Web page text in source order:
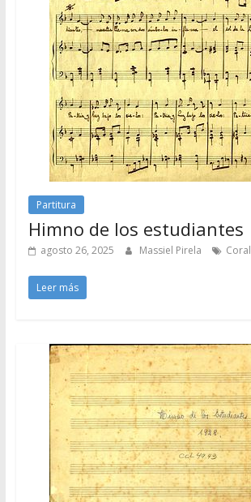
Partitura
Himno de los estudiantes
agosto 26, 2025 Massiel Pirela Coral
Leer más